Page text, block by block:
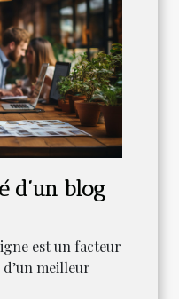
d’un blog
est un facteur
meilleur